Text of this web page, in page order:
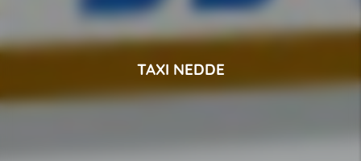
TAXI NEDDE